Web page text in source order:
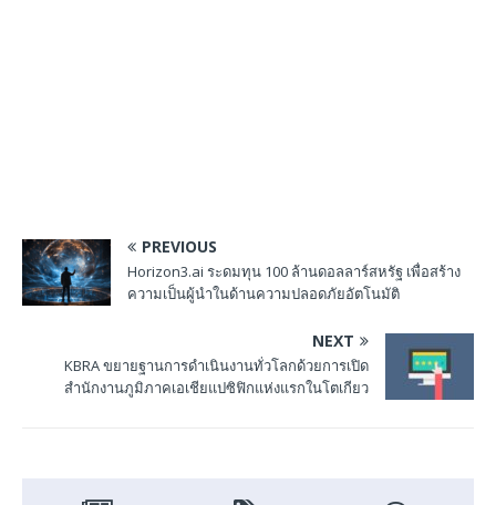
PREVIOUS
Horizon3.ai ระดมทุน 100 ล้านดอลลาร์สหรัฐ เพื่อสร้าง
ความเป็นผู้นำในด้านความปลอดภัยอัตโนมัติ
NEXT
KBRA ขยายฐานการดำเนินงานทั่วโลกด้วยการเปิด
สำนักงานภูมิภาคเอเชียแปซิฟิกแห่งแรกในโตเกียว